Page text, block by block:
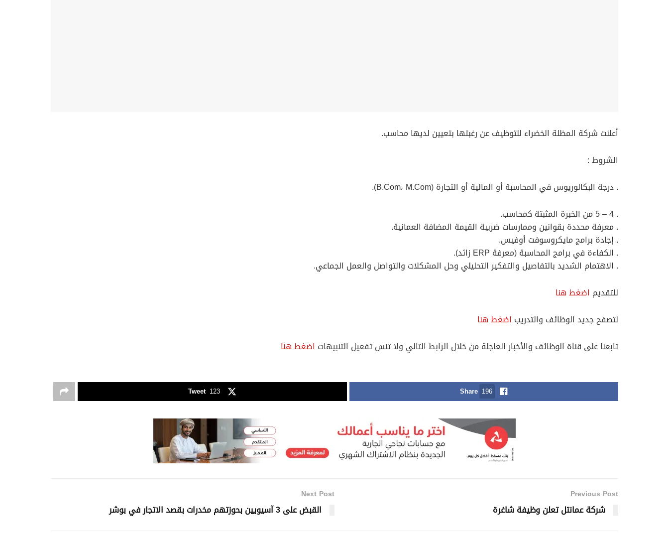
أعلنت شركة المظلة الخضراء للتوظيف عن رغبتها بتعيين لديها محاسب.
الشروط :
. درجة البكالوريوس في المحاسبة أو المالية أو التجارة (B.Com، M.Com).
. 4 – 5 من الخبرة المثبتة كمحاسب.
. معرفة محددة بقوانين وممارسات ضريبة القيمة المضافة العمانية.
. إجادة برامج مايكروسوفت أوفيس.
. الكفاءة في برامج المحاسبة (معرفة ERP زائد).
. الاهتمام الشديد بالتفاصيل والتفكير التحليلي وحل المشكلات والتواصل والعمل الجماعي.
للتقديم اضغط هنا
لتصفح جديد الوظائف والتدريب اضغط هنا
تابعنا على قناة الوظائف والأخبار العاجلة من خلال الرابط التالي ولا تنسَ تفعيل التنبيهات اضغط هنا
Share 196
Tweet 123
Previous Post
شركة عمانتل تعلن وظيفة شاغرة
Next Post
القبض على 3 آسيويين بحوزتهم مخدرات بقصد الاتجار في بوشر